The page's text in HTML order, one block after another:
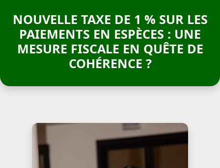
NOUVELLE TAXE DE 1 % SUR LES
PAIEMENTS EN ESPÈCES : UNE
MESURE FISCALE EN QUÊTE DE
COHÉRENCE ?